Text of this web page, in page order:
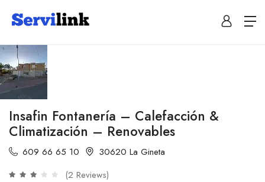
Insafin Fontanería – Calefacción &
Climatización – Renovables
609 66 65 10
30620 La Gineta
(2 Reviews)